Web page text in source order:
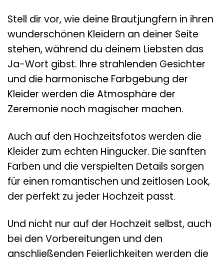
Stell dir vor, wie deine Brautjungfern in ihren
wunderschönen Kleidern an deiner Seite
stehen, während du deinem Liebsten das
Ja-Wort gibst. Ihre strahlenden Gesichter
und die harmonische Farbgebung der
Kleider werden die Atmosphäre der
Zeremonie noch magischer machen.
Auch auf den Hochzeitsfotos werden die
Kleider zum echten Hingucker. Die sanften
Farben und die verspielten Details sorgen
für einen romantischen und zeitlosen Look,
der perfekt zu jeder Hochzeit passt.
Und nicht nur auf der Hochzeit selbst, auch
bei den Vorbereitungen und den
anschließenden Feierlichkeiten werden die